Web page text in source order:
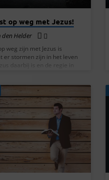
op weg met Jezus!
Helder
weg zijn met Jezus is
er stormen zijn in het leven
daarbij is en de regie in
uit de Bijbel. En
naar hen toe, sprak met hen
gegeven alle macht in hemel
Ga dan heen, onderwijs al
dopend in de Naam van…